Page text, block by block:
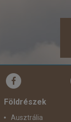
Földrészek
Ausztrália